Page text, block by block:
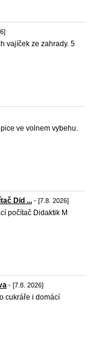
vajíček ze zahrady. 5
ve volnem vybehu.
Did ... - [7.8. 2026]
počítač Didaktik M
- [7.8. 2026]
cukráře i domácí